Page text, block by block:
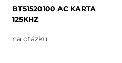
BT51520100 AC KARTA
125KHZ
na otázku